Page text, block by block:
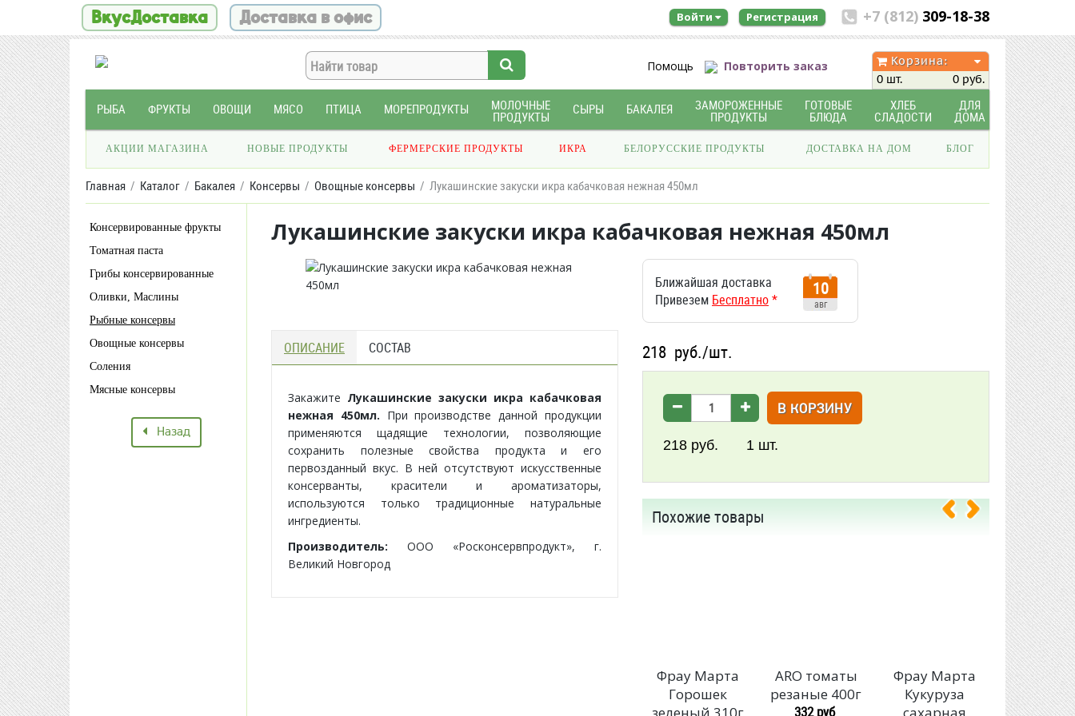
ВкусДоставка Доставка в офис +7 (812) 309-18-38
Войти Регистрация
Помощь Повторить заказ
Корзина:
0 шт.
0 руб.
РЫБА ФРУКТЫ ОВОЩИ МЯСО ПТИЦА МОРЕПРОДУКТЫ МОЛОЧНЫЕ
ПРОДУКТЫ
СЫРЫ БАКАЛЕЯ ЗАМОРОЖЕННЫЕ
ПРОДУКТЫ
ГОТОВЫЕ
БЛЮДА
ХЛЕБ
СЛАДОСТИ
ДЛЯ
ДОМА
АКЦИИ МАГАЗИНА НОВЫЕ ПРОДУКТЫ ФЕРМЕРСКИЕ ПРОДУКТЫ ИКРА БЕЛОРУССКИЕ ПРОДУКТЫ ДОСТАВКА НА ДОМ БЛОГ
Главная Каталог Бакалея Консервы Овощные консервы Лукашинские закуски икра кабачковая нежная 450мл
Консервированные фрукты
Томатная паста
Грибы консервированные
Оливки, Маслины
Рыбные консервы
Овощные консервы
Соления
Мясные консервы
Назад
Лукашинские закуски икра кабачковая нежная 450мл
ОПИСАНИЕ СОСТАВ
Закажите Лукашинские закуски икра кабачковая
нежная 450мл. При производстве данной продукции
применяются щадящие технологии, позволяющие
сохранить полезные свойства продукта и его
первозданный вкус. В ней отсутствуют искусственные
консерванты, красители и ароматизаторы,
используются только традиционные натуральные
ингредиенты.
Производитель: ООО «Росконсервпродукт», г.
Великий Новгород
Ближайшая доставка
Привезем Бесплатно*
10
авг
218 руб./шт.
В КОРЗИНУ
218 руб. 1 шт.
Похожие товары
Фрау Марта
Горошек
ARO томаты
резаные 400г
332 руб
Фрау Марта
Кукуруза
погребок